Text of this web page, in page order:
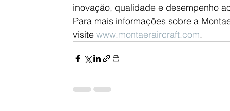
inovação, qualidade e desempenho
Para mais informações sobre a
visite www.montaeraircraft.com.